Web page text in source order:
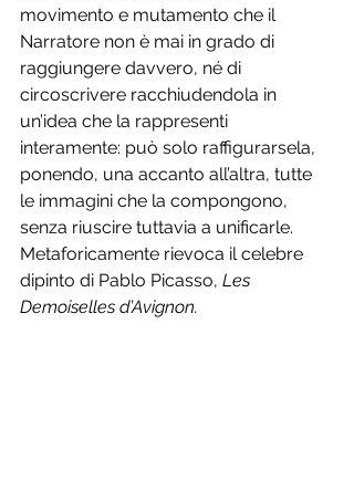
movimento e mutamento che il
Narratore non è mai in grado di
raggiungere davvero, né di
circoscrivere racchiudendola in
un’idea che la rappresenti
interamente: può solo raffigurarsela,
ponendo, una accanto all’altra, tutte
le immagini che la compongono,
senza riuscire tuttavia a unificarle.
Metaforicamente rievoca il celebre
dipinto di Pablo Picasso, Les
Demoiselles d’Avignon.